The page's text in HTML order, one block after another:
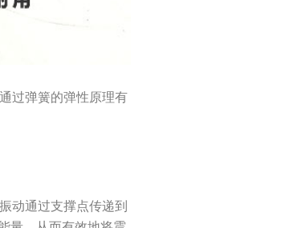
过弹簧的弹性原理有
动通过支撑点传递到